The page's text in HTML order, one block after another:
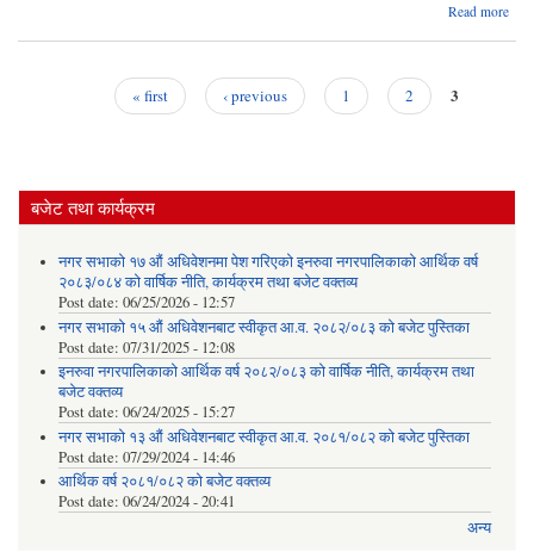
Read more
« first ‹ previous 1 2 3
बजेट तथा कार्यक्रम
नगर सभाको १७ औं अधिवेशनमा पेश गरिएको इनरुवा नगरपालिकाको आर्थिक वर्ष
२०८३/०८४ को वार्षिक नीति, कार्यक्रम तथा बजेट वक्तव्य
Post date: 06/25/2026 - 12:57
नगर सभाको १५ औं अधिवेशनबाट स्वीकृत आ.व. २०८२/०८३ को बजेट पुस्तिका
Post date: 07/31/2025 - 12:08
इनरुवा नगरपालिकाको आर्थिक वर्ष २०८२/०८३ को वार्षिक नीति, कार्यक्रम तथा
बजेट वक्तव्य
Post date: 06/24/2025 - 15:27
नगर सभाको १३ औं अधिवेशनबाट स्वीकृत आ.व. २०८१/०८२ को बजेट पुस्तिका
Post date: 07/29/2024 - 14:46
आर्थिक वर्ष २०८१/०८२ को बजेट वक्तव्य
Post date: 06/24/2024 - 20:41
अन्य